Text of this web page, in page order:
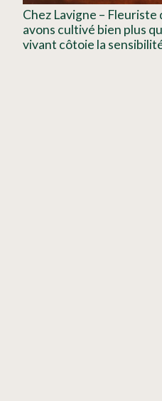
Chez Lavigne –
avons cultivé bien plus
vivant côtoie la